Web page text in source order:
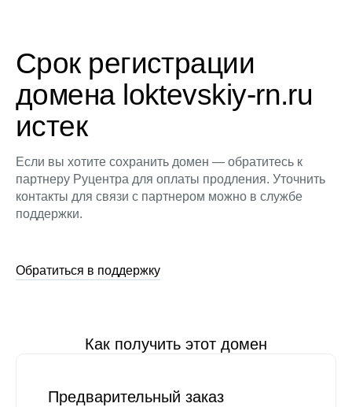
Срок регистрации
домена loktevskiy-rn.ru
истек
Если вы хотите сохранить домен — обратитесь к
партнеру Руцентра для оплаты продления. Уточнить
контакты для связи с партнером можно в службе
поддержки.
Обратиться в поддержку
Как получить этот домен
Предварительный заказ